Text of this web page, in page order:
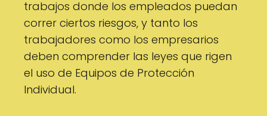
trabajos donde los empleados puedan
correr ciertos riesgos, y tanto los
trabajadores como los empresarios
deben comprender las leyes que rigen
el uso de Equipos de Protección
Individual.